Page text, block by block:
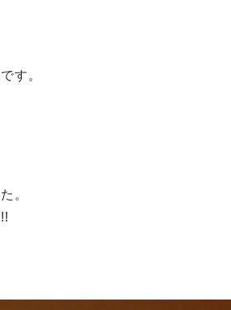
す。
。